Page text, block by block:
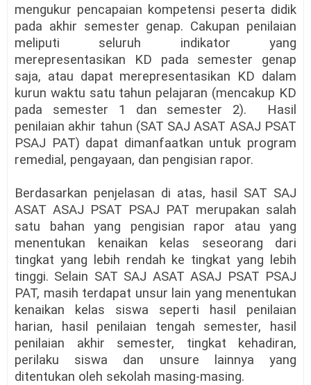
mengukur pencapaian kompetensi peserta didik
pada akhir semester genap. Cakupan penilaian
meliputi seluruh indikator yang
merepresentasikan KD pada semester genap
saja, atau dapat merepresentasikan KD dalam
kurun waktu satu tahun pelajaran (mencakup KD
pada semester 1 dan semester 2).
Hasil
penilaian akhir tahun (SAT SAJ ASAT ASAJ PSAT
PSAJ PAT) dapat dimanfaatkan untuk program
remedial, pengayaan, dan pengisian rapor.
Berdasarkan penjelasan di atas, hasil SAT SAJ
ASAT ASAJ PSAT PSAJ PAT merupakan salah
satu bahan yang pengisian rapor atau yang
menentukan kenaikan kelas seseorang dari
tingkat yang lebih rendah ke tingkat yang lebih
tinggi. Selain SAT SAJ ASAT ASAJ PSAT PSAJ
PAT, masih terdapat unsur lain yang menentukan
kenaikan kelas siswa seperti hasil penilaian
harian, hasil penilaian tengah semester, hasil
penilaian akhir semester, tingkat kehadiran,
perilaku siswa dan unsure lainnya yang
ditentukan oleh sekolah masing-masing.